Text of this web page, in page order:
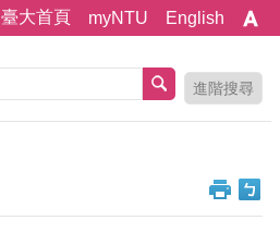
臺大首頁 myNTU English
進階搜尋